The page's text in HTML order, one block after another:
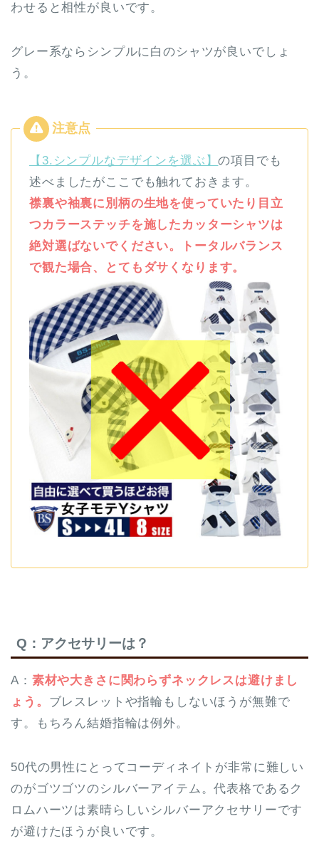
わせると相性が良いです。
グレー系ならシンプルに白のシャツが良いでしょ
う。
【3.シンプルなデザインを選ぶ】の項目でも
述べましたがここでも触れておきます。
襟裏や袖裏に別柄の生地を使っていたり目立
つカラーステッチを施したカッターシャツは
絶対選ばないでください。トータルバランス
で観た場合、とてもダサくなります。
Q：アクセサリーは？
A： 素材や大きさに関わらずネックレスは避けまし
ょう。 ブレスレットや指輪もしないほうが無難で
す。もちろん結婚指輪は例外。
50代の男性にとってコーディネイトが非常に難しい
のがゴツゴツのシルバーアイテム。代表格であるク
ロムハーツは素晴らしいシルバーアクセサリーです
が避けたほうが良いです。